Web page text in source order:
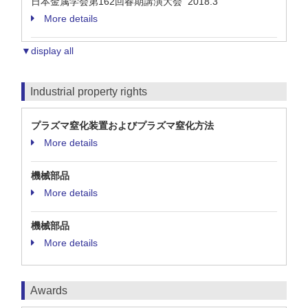
More details
▼display all
Industrial property rights
プラズマ窒化装置およびプラズマ窒化方法
More details
機械部品
More details
機械部品
More details
Awards